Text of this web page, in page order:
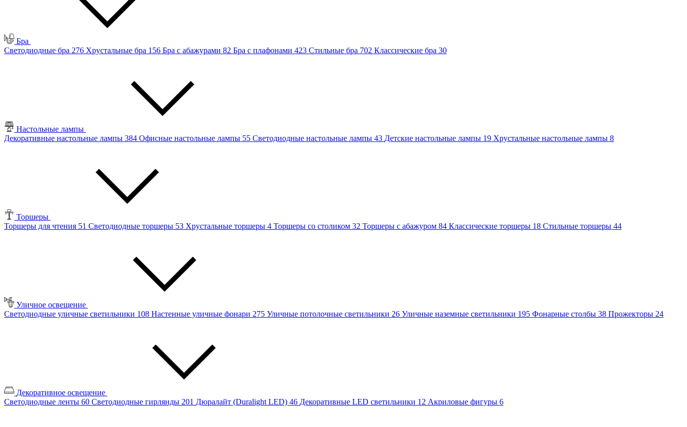
Бра
Светодиодные бра 276 Хрустальные бра 156 Бра с абажурами 82 Бра с плафонами 423 Стильные бра 702 Классические бра 30
Настольные лампы
Декоративные настольные лампы 384 Офисные настольные лампы 55 Светодиодные настольные лампы 43 Детские настольные лампы 19 Хрустальные настольные лампы 8
Торшеры
Торшеры для чтения 51 Светодиодные торшеры 53 Хрустальные торшеры 4 Торшеры со столиком 32 Торшеры с абажуром 84 Классические торшеры 18 Стильные торшеры 44
Уличное освещение
Светодиодные уличные светильники 108 Настенные уличные фонари 275 Уличные потолочные светильники 26 Уличные наземные светильники 195 Фонарные столбы 38 Прожекторы 24
Декоративное освещение
Светодиодные ленты 60 Светодиодные гирлянды 201 Дюралайт (Duralight LED) 46 Декоративные LED светильники 12 Акриловые фигуры 6